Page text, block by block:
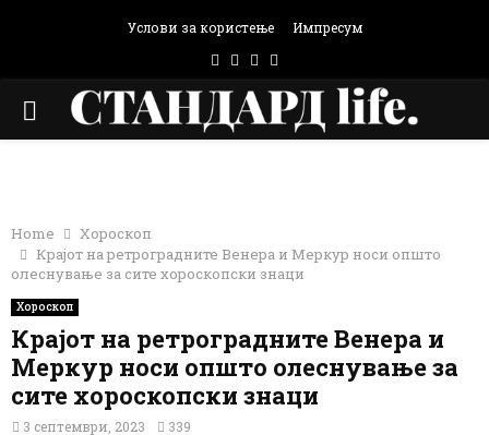
Услови за користење Импресум
Facebook
Instagram
Email
PRIMARY
Home
Хороскоп
Крајот на ретроградните Венера и Меркур носи општо
олеснување за сите хороскопски знаци
Хороскоп
Крајот на ретроградните Венера и
Меркур носи општо олеснување за
сите хороскопски знаци
3 септември, 2023 339